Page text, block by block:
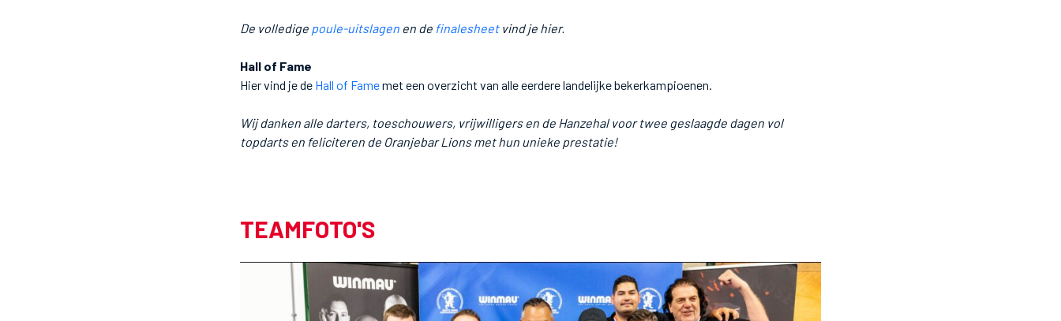
De volledige poule-uitslagen en de finalesheetvind je hier.
Hall of Fame
Hier vind je de Hall of Famemet een overzicht van alle eerdere landelijke bekerkampioenen.
Wij danken alle darters, toeschouwers, vrijwilligers en de Hanzehal voor twee geslaagde dagen vol
topdarts en feliciteren de Oranjebar Lions met hun unieke prestatie!
TEAMFOTO'S